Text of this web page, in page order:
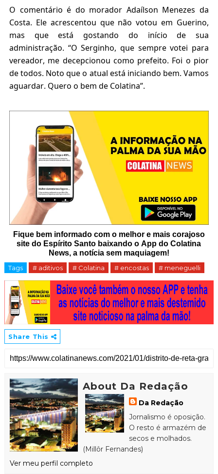
O comentário é do morador Adaílson Menezes da
Costa. Ele acrescentou que não votou em Guerino,
mas que está gostando do início de sua
administração. “O Serginho, que sempre votei para
vereador, me decepcionou como prefeito. Foi o pior
de todos. Noto que o atual está iniciando bem. Vamos
aguardar. Quero o bem de Colatina”.
Fique bem informado com o melhor e mais corajoso
site do Espírito Santo baixando o App do Colatina
News, a notícia sem maquiagem!
Tags # aditivos # Colatina # encostas # meneguelli
Share This
About Da Redação
Da Redação
Jornalismo é oposição.
O resto é armazém de
secos e molhados.
(Millôr Fernandes)
Ver meu perfil completo